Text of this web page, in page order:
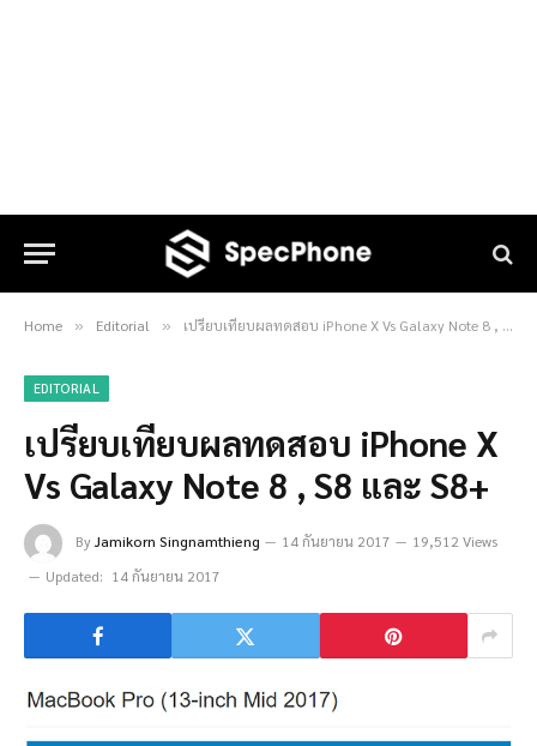
Home » Editorial » เปรียบเทียบผลทดสอบ iPhone X Vs Galaxy Note 8 , S8 และ S8+
EDITORIAL
เปรียบเทียบผลทดสอบ iPhone X
Vs Galaxy Note 8 , S8 และ S8+
ByJamikorn Singnamthieng 14 กันยายน 2017
19,512 Views
Updated: 14 กันยายน 2017